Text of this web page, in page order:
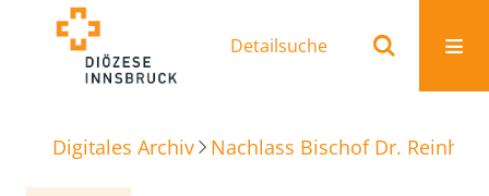
Detailsuche
Digitales Archiv Nachlass Bischof Dr.